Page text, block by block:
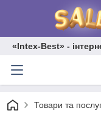
«Intex-Best» -
Товари та